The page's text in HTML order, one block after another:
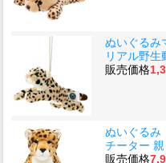
ぬいぐるみ
リアル野生
販売価格
ぬいぐるみ
チーター 親
販売価格